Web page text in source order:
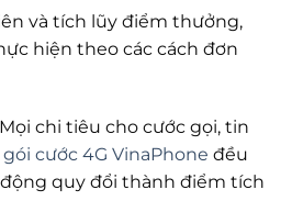
và tích lũy điểm thưởng,
hiện theo các cách đơn
chi tiêu cho cước gọi, tin
gói cước 4G VinaPhone đều
quy đổi thành điểm tích